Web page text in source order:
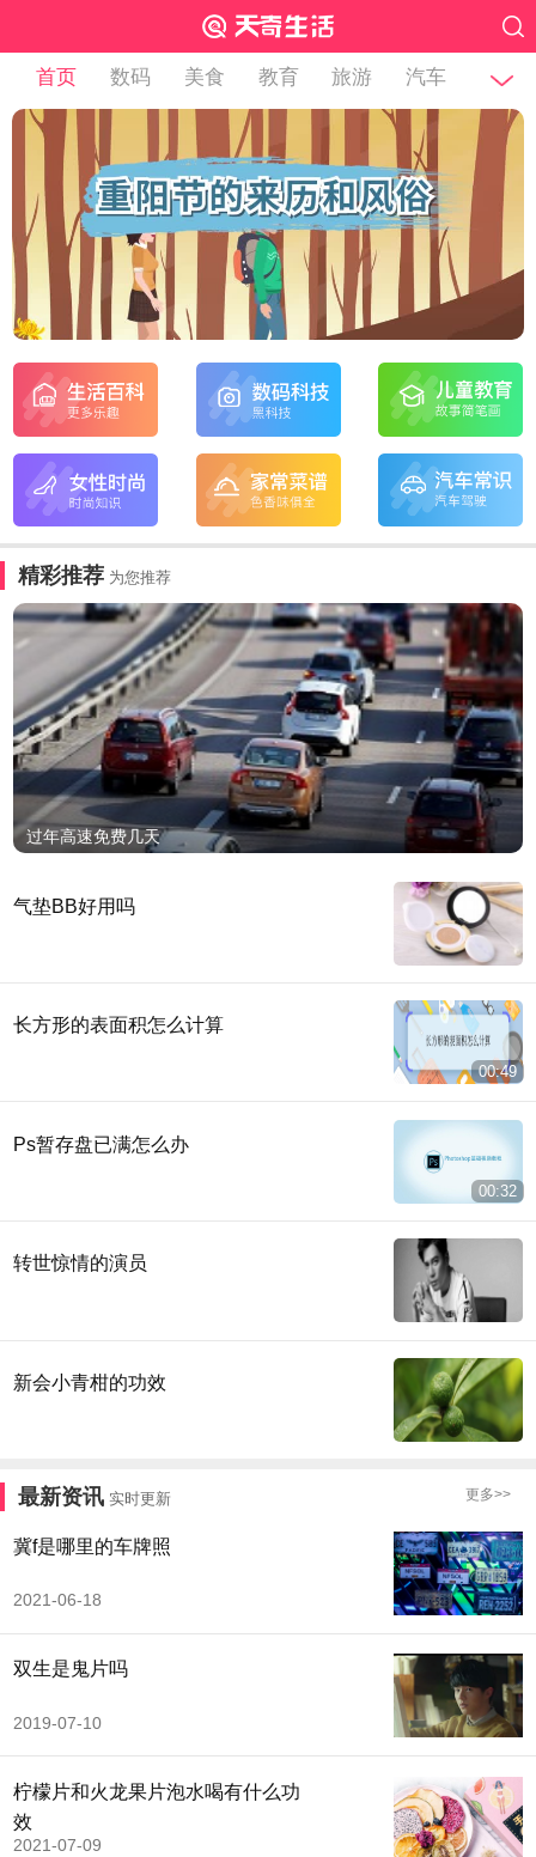
首页 数码 美食 教育 旅游 汽车
精彩推荐 为您推荐
过年高速免费几天
气垫BB好用吗
长方形的表面积怎么计算
00:49
Ps暂存盘已满怎么办
00:32
转世惊情的演员
新会小青柑的功效
最新资讯 实时更新 更多>>
冀f是哪里的车牌照
2021-06-18
双生是鬼片吗
2019-07-10
柠檬片和火龙果片泡水喝有什么功
效
2021-07-09